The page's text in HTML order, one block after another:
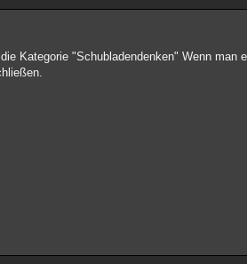
Kategorie "Schubladendenken" Wenn man